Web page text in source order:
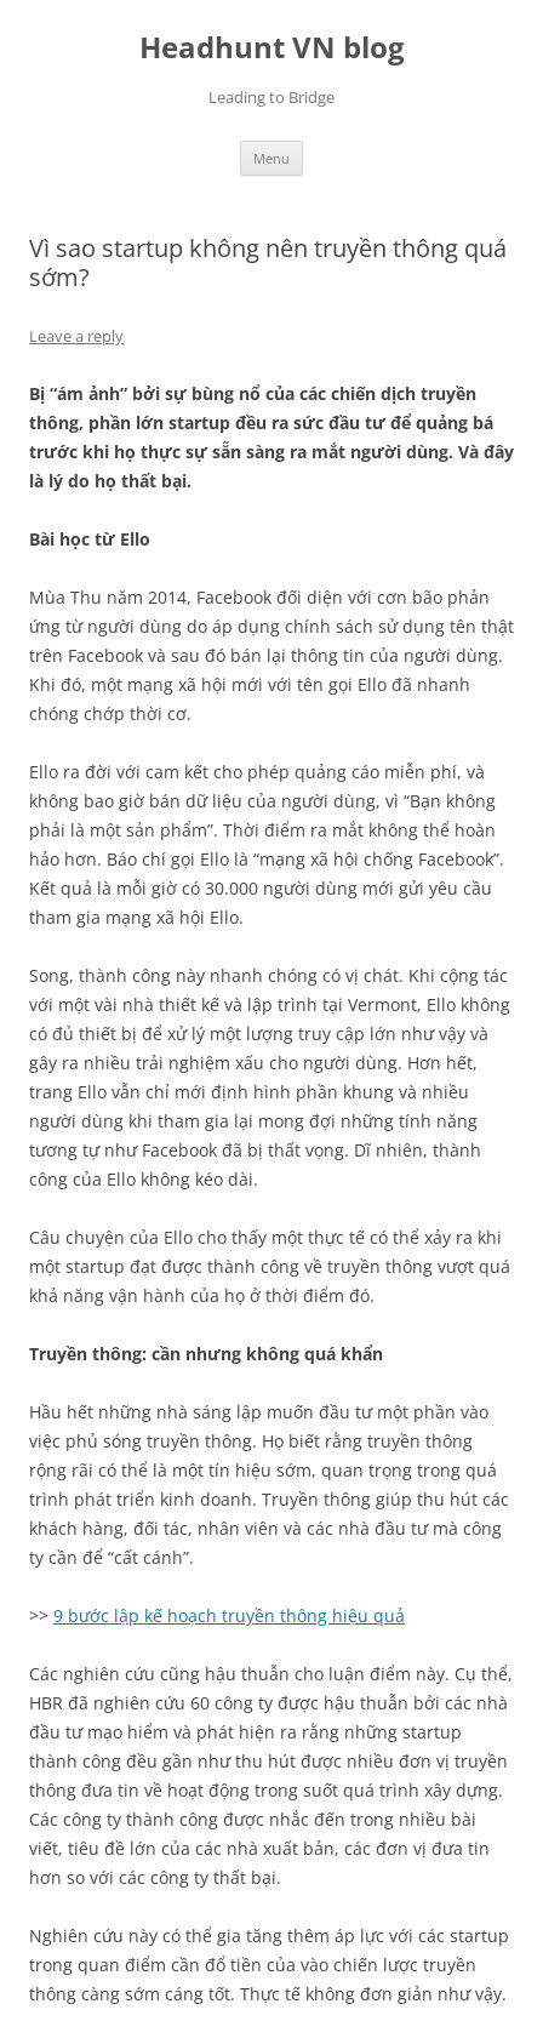
Headhunt VN blog
Leading to Bridge
Menu
Vì sao startup không nên truyền thông quá
sớm?
Leave a reply
Bị “ám ảnh” bởi sự bùng nổ của các chiến dịch truyền
thông, phần lớn startup đều ra sức đầu tư để quảng bá
trước khi họ thực sự sẵn sàng ra mắt người dùng. Và đây
là lý do họ thất bại.
Bài học từ Ello
Mùa Thu năm 2014, Facebook đối diện với cơn bão phản
ứng từ người dùng do áp dụng chính sách sử dụng tên thật
trên Facebook và sau đó bán lại thông tin của người dùng.
Khi đó, một mạng xã hội mới với tên gọi Ello đã nhanh
chóng chớp thời cơ.
Ello ra đời với cam kết cho phép quảng cáo miễn phí, và
không bao giờ bán dữ liệu của người dùng, vì “Bạn không
phải là một sản phẩm”. Thời điểm ra mắt không thể hoàn
hảo hơn. Báo chí gọi Ello là “mạng xã hội chống Facebook”.
Kết quả là mỗi giờ có 30.000 người dùng mới gửi yêu cầu
tham gia mạng xã hội Ello.
Song, thành công này nhanh chóng có vị chát. Khi cộng tác
với một vài nhà thiết kế và lập trình tại Vermont, Ello không
có đủ thiết bị để xử lý một lượng truy cập lớn như vậy và
gây ra nhiều trải nghiệm xấu cho người dùng. Hơn hết,
trang Ello vẫn chỉ mới định hình phần khung và nhiều
người dùng khi tham gia lại mong đợi những tính năng
tương tự như Facebook đã bị thất vọng. Dĩ nhiên, thành
công của Ello không kéo dài.
Câu chuyện của Ello cho thấy một thực tế có thể xảy ra khi
một startup đạt được thành công về truyền thông vượt quá
khả năng vận hành của họ ở thời điểm đó.
Truyền thông: cần nhưng không quá khẩn
Hầu hết những nhà sáng lập muốn đầu tư một phần vào
việc phủ sóng truyền thông. Họ biết rằng truyền thông
rộng rãi có thể là một tín hiệu sớm, quan trọng trong quá
trình phát triển kinh doanh. Truyền thông giúp thu hút các
khách hàng, đối tác, nhân viên và các nhà đầu tư mà công
ty cần để “cất cánh”.
>> 9 bước lập kế hoạch truyền thông hiệu quả
Các nghiên cứu cũng hậu thuẫn cho luận điểm này. Cụ thể,
HBR đã nghiên cứu 60 công ty được hậu thuẫn bởi các nhà
đầu tư mạo hiểm và phát hiện ra rằng những startup
thành công đều gần như thu hút được nhiều đơn vị truyền
thông đưa tin về hoạt động trong suốt quá trình xây dựng.
Các công ty thành công được nhắc đến trong nhiều bài
viết, tiêu đề lớn của các nhà xuất bản, các đơn vị đưa tin
hơn so với các công ty thất bại.
Nghiên cứu này có thể gia tăng thêm áp lực với các startup
trong quan điểm cần đổ tiền của vào chiến lược truyền
thông càng sớm cáng tốt. Thực tế không đơn giản như vậy.